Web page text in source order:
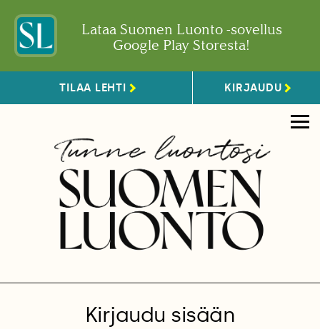
Lataa Suomen Luonto -sovellus
Google Play Storesta!
TILAA LEHTI KIRJAUDU
Kirjaudu sisään